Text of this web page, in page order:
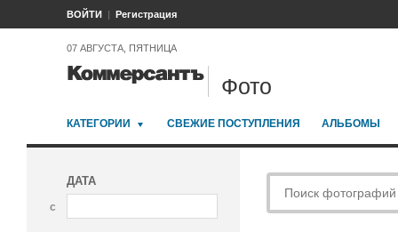
ВОЙТИ Регистрация
07 АВГУСТА, ПЯТНИЦА
Фото
КАТЕГОРИИ СВЕЖИЕ ПОСТУПЛЕНИЯ АЛЬБОМЫ
ДАТА
с